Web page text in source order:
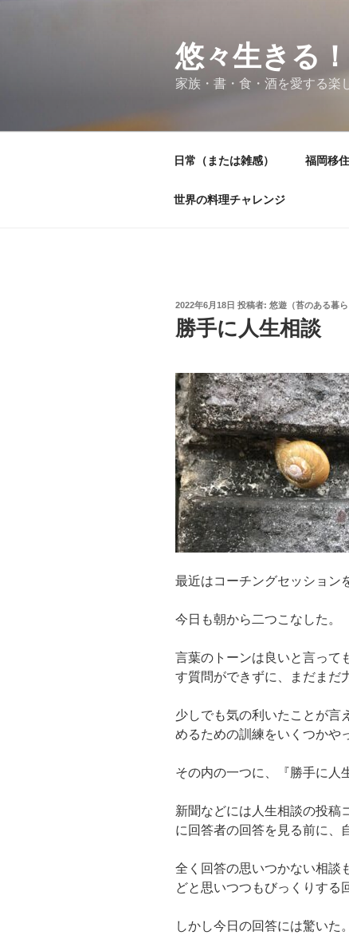
悠々生きる！
家族・書・食・酒を愛する楽
日常（または雑感） 福岡移
世界の料理チャレンジ
投
稿
日:
2022年6月18日 投稿者: 悠遊（苔のある暮ら
勝手に人生相談
最近はコーチングセッション
今日も朝から二つこなした。
言葉のトーンは良いと言って
す質問ができずに、まだまだ
少しでも気の利いたことが言
めるための訓練をいくつかや
その内の一つに、『勝手に人
新聞などには人生相談の投稿
に回答者の回答を見る前に、
全く回答の思いつかない相談
どと思いつつもびっくりする
しかし今日の回答には驚いた。